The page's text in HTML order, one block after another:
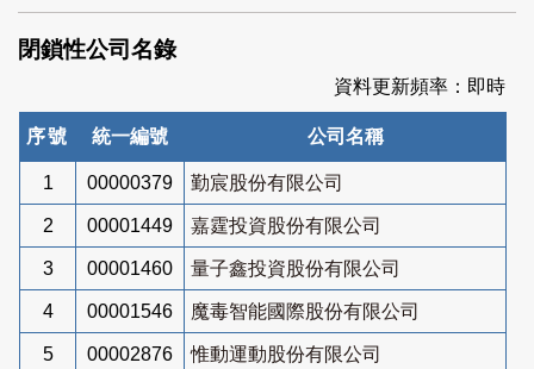
索
閉鎖性公司名錄
資料更新頻率：即時
序號 統一編號 公司名稱
1 00000379 勤宸股份有限公司
2 00001449 嘉霆投資股份有限公司
3 00001460 量子鑫投資股份有限公司
4 00001546 魔毒智能國際股份有限公司
5 00002876 惟動運動股份有限公司